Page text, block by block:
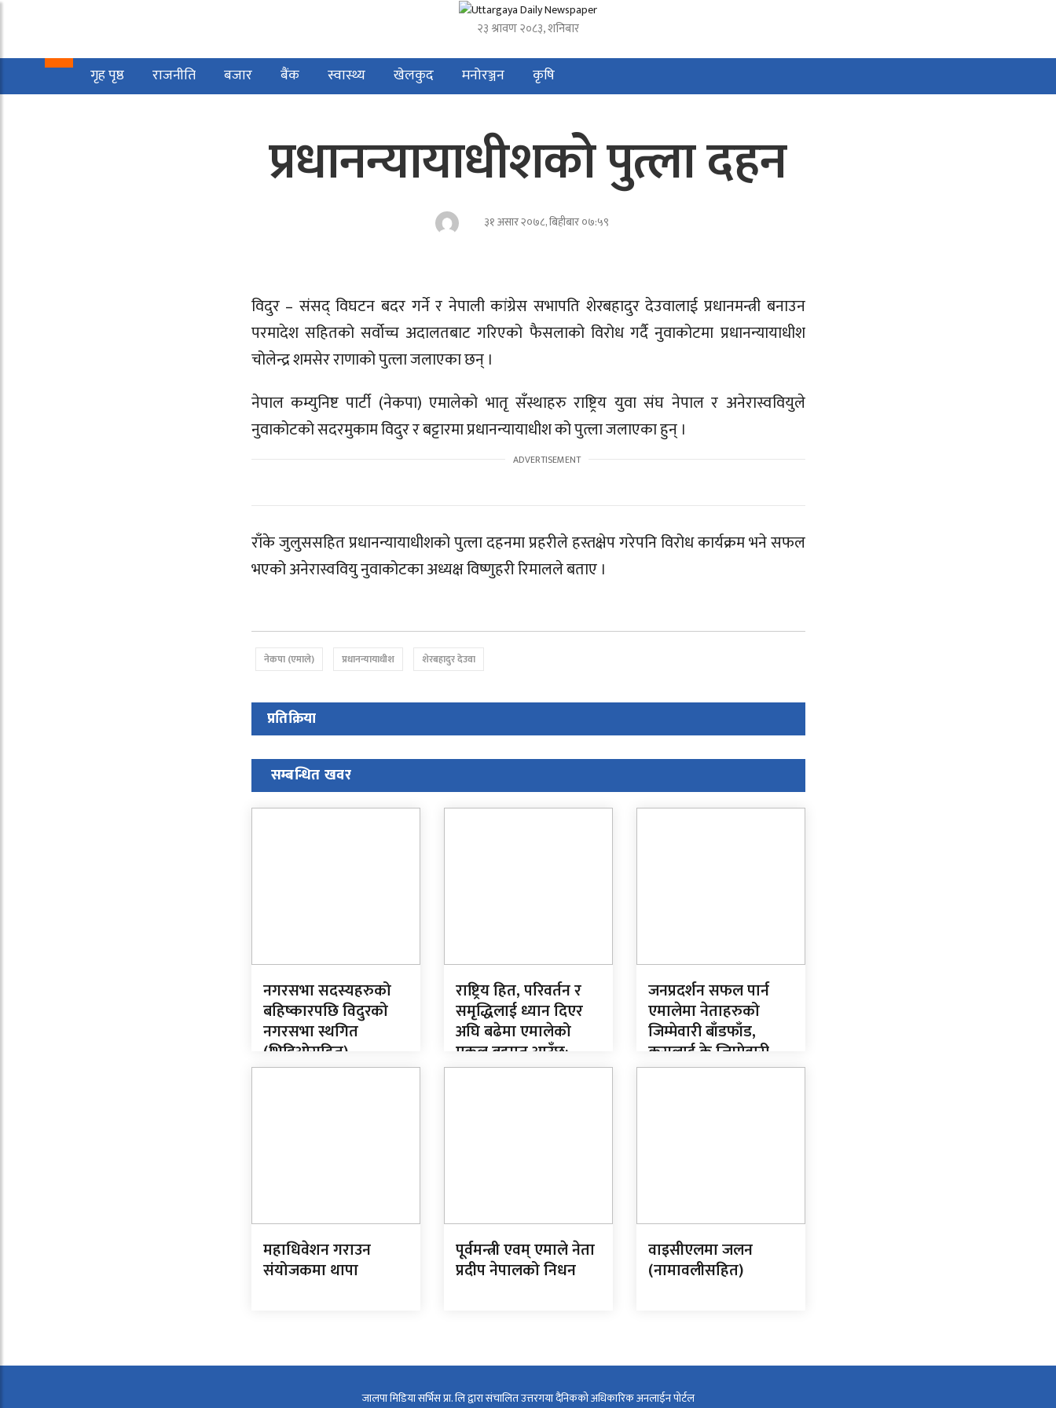
२३ श्रावण २०८३, शनिबार
गृह पृष्ठ राजनीति बजार बैंक स्वास्थ्य खेलकुद मनोरञ्जन कृषि
प्रधानन्यायाधीशको पुत्ला दहन
३१ असार २०७८, बिहीबार ०७:५९
विदुर – संसद् विघटन बदर गर्ने र नेपाली कांग्रेस सभापति शेरबहादुर देउवालाई प्रधानमन्त्री बनाउन
परमादेश सहितको सर्वोच्च अदालतबाट गरिएको फैसलाको विरोध गर्दै नुवाकोटमा प्रधानन्यायाधीश
चोलेन्द्र शमसेर राणाको पुत्ला जलाएका छन् ।
नेपाल कम्युनिष्ट पार्टी (नेकपा) एमालेको भातृ सँस्थाहरु राष्ट्रिय युवा संघ नेपाल र अनेरास्ववियुले
नुवाकोटको सदरमुकाम विदुर र बट्टारमा प्रधानन्यायाधीश को पुत्ला जलाएका हुन् ।
राँके जुलुससहित प्रधानन्यायाधीशको पुत्ला दहनमा प्रहरीले हस्तक्षेप गरेपनि विरोध कार्यक्रम भने सफल
भएको अनेरास्ववियु नुवाकोटका अध्यक्ष विष्णुहरी रिमालले बताए ।
नेकपा (एमाले) प्रधानन्यायाधीश शेरबहादुर देउवा
प्रतिक्रिया
सम्बन्धित खवर
नगरसभा सदस्यहरुको
बहिष्कारपछि विदुरको
नगरसभा स्थगित
(भिडिओसहित)
राष्ट्रिय हित, परिवर्तन र
समृद्धिलाई ध्यान दिएर
अघि बढेमा एमालेको
एकल बहुमत आउँछ:
प्रधानमन्त्री
जनप्रदर्शन सफल पार्न
एमालेमा नेताहरुको
जिम्मेवारी बाँडफाँड,
कसलाई के जिम्मेवारी
महाधिवेशन गराउन
संयोजकमा थापा
पूर्वमन्त्री एवम् एमाले नेता
प्रदीप नेपालको निधन
वाइसीएलमा जलन
(नामावलीसहित)
जालपा मिडिया सर्भिस प्रा. लि द्वारा संचालित उत्तरगया दैनिकको अधिकारिक अनलाईन पोर्टल